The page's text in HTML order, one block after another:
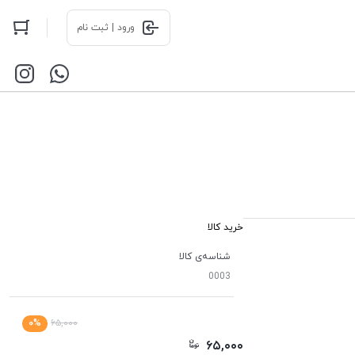
ورود | ثبت نام
خرید کالا
شناسه‌ی کالا
0003
۶۵,۰۰۰ ۰%
۶۵,۰۰۰